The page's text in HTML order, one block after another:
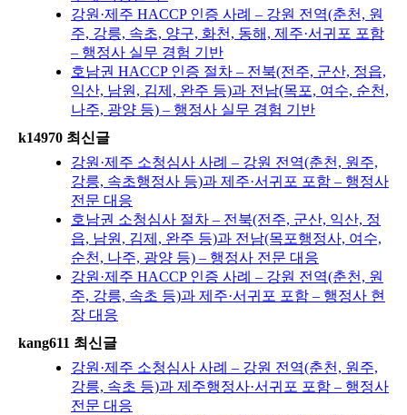
강원·제주 HACCP 인증 사례 – 강원 전역(춘천, 원
주, 강릉, 속초, 양구, 화천, 동해, 제주·서귀포 포함
– 행정사 실무 경험 기반
호남권 HACCP 인증 절차 – 전북(전주, 군산, 정읍,
익산, 남원, 김제, 완주 등)과 전남(목포, 여수, 순천,
나주, 광양 등) – 행정사 실무 경험 기반
k14970 최신글
강원·제주 소청심사 사례 – 강원 전역(춘천, 원주,
강릉, 속초행정사 등)과 제주·서귀포 포함 – 행정사
전문 대응
호남권 소청심사 절차 – 전북(전주, 군산, 익산, 정
읍, 남원, 김제, 완주 등)과 전남(목포행정사, 여수,
순천, 나주, 광양 등) – 행정사 전문 대응
강원·제주 HACCP 인증 사례 – 강원 전역(춘천, 원
주, 강릉, 속초 등)과 제주·서귀포 포함 – 행정사 현
장 대응
kang611 최신글
강원·제주 소청심사 사례 – 강원 전역(춘천, 원주,
강릉, 속초 등)과 제주행정사·서귀포 포함 – 행정사
전문 대응